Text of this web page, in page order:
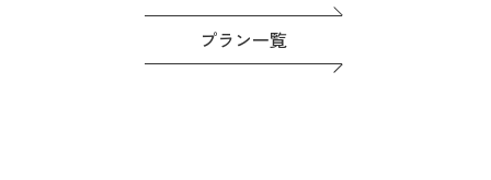
プラン一覧